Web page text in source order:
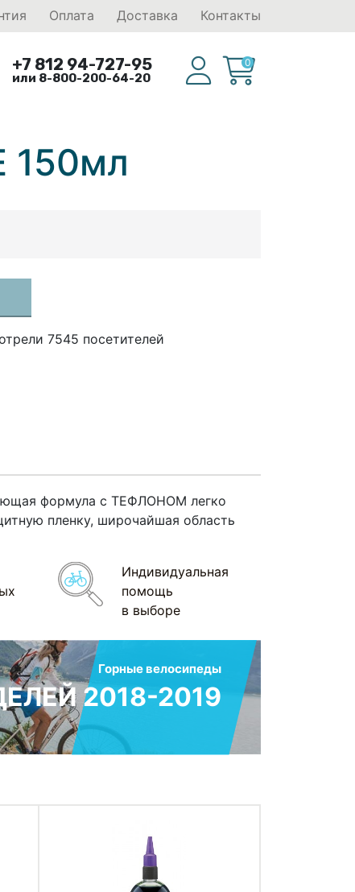
Оплата Доставка Контакты
+7 812 94-727-95
или 8-800-200-64-20
0
150мл
7545 посетителей
формула с ТЕФЛОНОМ легко
пленку, широчайшая область
Индивидуальная
помощь
в выборе
Горные велосипеды
2018-2019